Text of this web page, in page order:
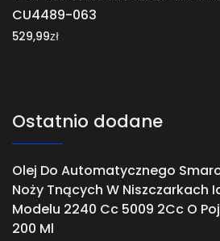
CU4489-063
529,99zł
Ostatnio dodane
Olej Do Automatycznego
Noży Tnących W Niszczarkach
Modelu 2240 Cc 5009 2Cc O
200 Ml